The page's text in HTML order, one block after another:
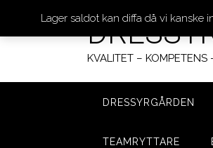
KVALITET – KOMPETENS
DRESSYRGÅRDEN
TEAMRYTTARE
Lager saldot kan diffa då vi kanske